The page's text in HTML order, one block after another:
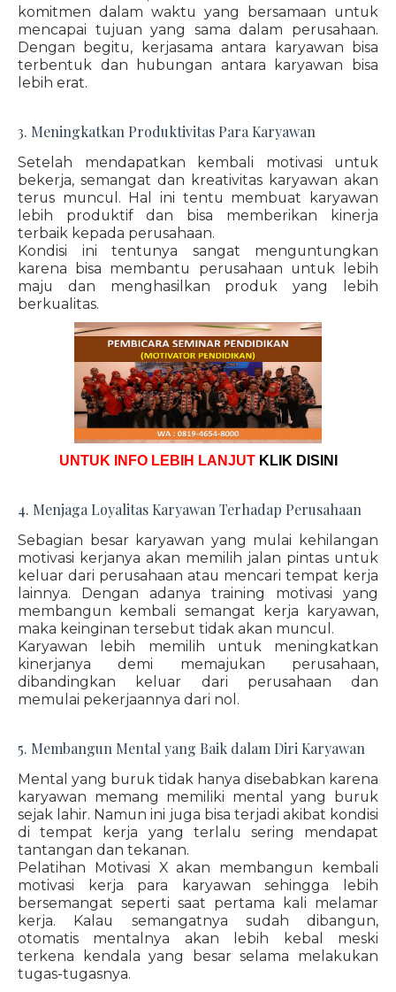
komitmen dalam waktu yang bersamaan untuk
mencapai tujuan yang sama dalam perusahaan.
Dengan begitu, kerjasama antara karyawan bisa
terbentuk dan hubungan antara karyawan bisa
lebih erat.
3. Meningkatkan Produktivitas Para Karyawan
Setelah mendapatkan kembali motivasi untuk
bekerja, semangat dan kreativitas karyawan akan
terus muncul. Hal ini tentu membuat karyawan
lebih produktif dan bisa memberikan kinerja
terbaik kepada perusahaan.
Kondisi ini tentunya sangat menguntungkan
karena bisa membantu perusahaan untuk lebih
maju dan menghasilkan produk yang lebih
berkualitas.
UNTUK INFO LEBIH LANJUT KLIK DISINI
4. Menjaga Loyalitas Karyawan Terhadap Perusahaan
Sebagian besar karyawan yang mulai kehilangan
motivasi kerjanya akan memilih jalan pintas untuk
keluar dari perusahaan atau mencari tempat kerja
lainnya. Dengan adanya training motivasi yang
membangun kembali semangat kerja karyawan,
maka keinginan tersebut tidak akan muncul.
Karyawan lebih memilih untuk meningkatkan
kinerjanya demi memajukan perusahaan,
dibandingkan keluar dari perusahaan dan
memulai pekerjaannya dari nol.
5. Membangun Mental yang Baik dalam Diri Karyawan
Mental yang buruk tidak hanya disebabkan karena
karyawan memang memiliki mental yang buruk
sejak lahir. Namun ini juga bisa terjadi akibat kondisi
di tempat kerja yang terlalu sering mendapat
tantangan dan tekanan.
Pelatihan Motivasi X akan membangun kembali
motivasi kerja para karyawan sehingga lebih
bersemangat seperti saat pertama kali melamar
kerja. Kalau semangatnya sudah dibangun,
otomatis mentalnya akan lebih kebal meski
terkena kendala yang besar selama melakukan
tugas-tugasnya.